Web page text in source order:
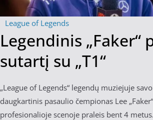
League of Legends
Legendinis „Faker“
sutartį su „T1“
„League of Legends“ legendų muziejuje
daugkartinis pasaulio čempionas Lee
profesionalioje scenoje praleis bent 4